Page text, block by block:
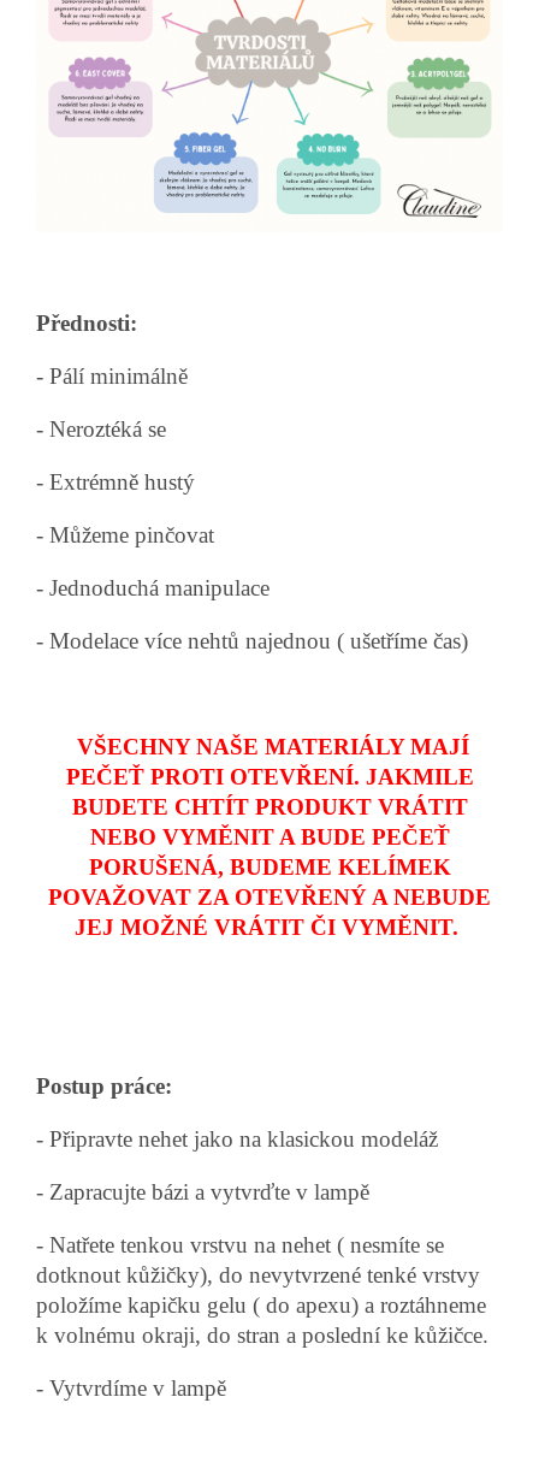
Přednosti:
- Pálí minimálně
- Neroztéká se
- Extrémně hustý
- Můžeme pinčovat
- Jednoduchá manipulace
- Modelace více nehtů najednou ( ušetříme čas)
VŠECHNY NAŠE MATERIÁLY MAJÍ
PEČEŤ PROTI OTEVŘENÍ. JAKMILE
BUDETE CHTÍT PRODUKT VRÁTIT
NEBO VYMĚNIT A BUDE PEČEŤ
PORUŠENÁ, BUDEME KELÍMEK
POVAŽOVAT ZA OTEVŘENÝ A NEBUDE
JEJ MOŽNÉ VRÁTIT ČI VYMĚNIT.
Postup práce:
- Připravte nehet jako na klasickou modeláž
- Zapracujte bázi a vytvrďte v lampě
- Natřete tenkou vrstvu na nehet ( nesmíte se
dotknout kůžičky), do nevytvrzené tenké vrstvy
položíme kapičku gelu ( do apexu) a roztáhneme
k volnému okraji, do stran a poslední ke kůžičce.
- Vytvrdíme v lampě